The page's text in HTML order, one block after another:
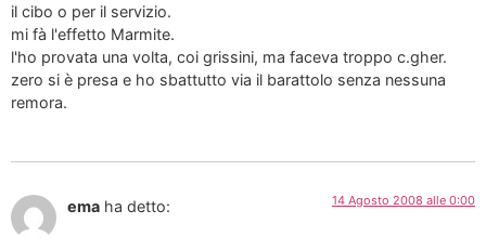
il cibo o per il servizio.
mi fà l'effetto Marmite.
l'ho provata una volta, coi grissini, ma faceva troppo c.gher.
zero si è presa e ho sbattutto via il barattolo senza nessuna
remora.
ema ha detto: 14 Agosto 2008 alle 0:00